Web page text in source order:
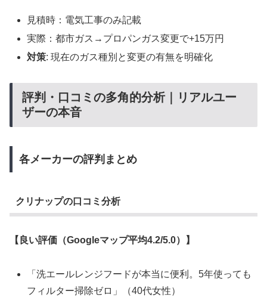
見積時：電気工事のみ記載
実際：都市ガス→プロパンガス変更で+15万円
対策: 現在のガス種別と変更の有無を明確化
評判・口コミの多角的分析｜リアルユー
ザーの本音
各メーカーの評判まとめ
クリナップの口コミ分析
【良い評価（Googleマップ平均4.2/5.0）】
「洗エールレンジフードが本当に便利。5年使っても
フィルター掃除ゼロ」（40代女性）